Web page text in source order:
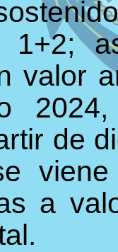
1+2;
valor
de
a